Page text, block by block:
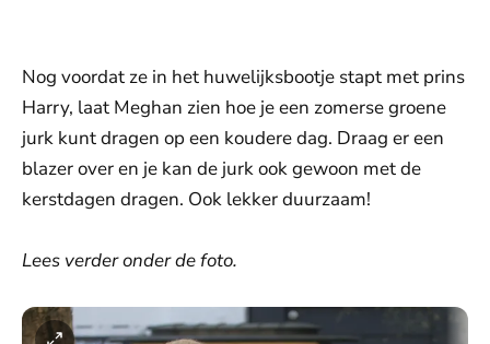
Nog voordat ze in het huwelijksbootje stapt met prins
Harry, laat Meghan zien hoe je een zomerse groene
jurk kunt dragen op een koudere dag. Draag er een
blazer over en je kan de jurk ook gewoon met de
kerstdagen dragen. Ook lekker duurzaam!
Lees verder onder de foto.